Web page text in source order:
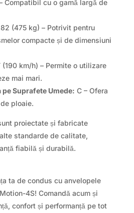
Compatibil cu o gamă largă de
82 (475 kg) – Potrivit pentru
compacte și de dimensiuni
(190 km/h) – Permite o utilizare
mai mari.
Suprafete Umede: C – Ofera
ploaie.
proiectate și fabricate
standarde de calitate,
fiabilă și durabilă.
ta de condus cu anvelopele
4S! Comandă acum și
confort și performanță pe tot